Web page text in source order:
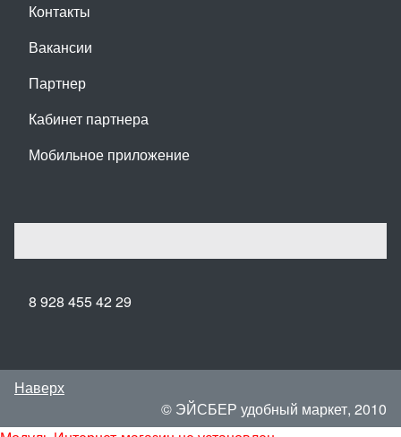
Контакты
Вакансии
Партнер
Кабинет партнера
Мобильное приложение
8 928 455 42 29
Наверх
© ЭЙСБЕР удобный маркет, 2010